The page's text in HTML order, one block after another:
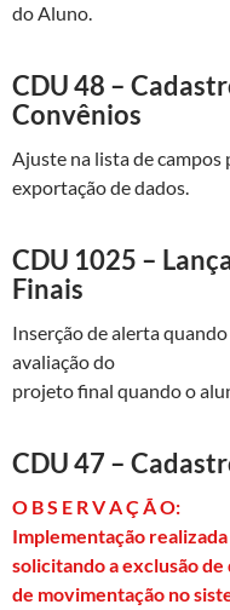
do Aluno.
CDU 48 –
Convênios
Ajuste na lista de
exportação de dados.
CDU 1025 –
Finais
Inserção de alerta
avaliação do
projeto final quando o
CDU 47 –
O B S E R V A Ç Ã O:
Implementação
solicitando a exclusão
de movimentação no